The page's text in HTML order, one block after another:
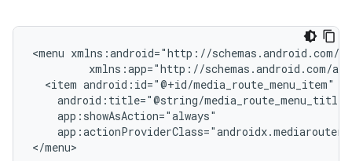
<menu
<item